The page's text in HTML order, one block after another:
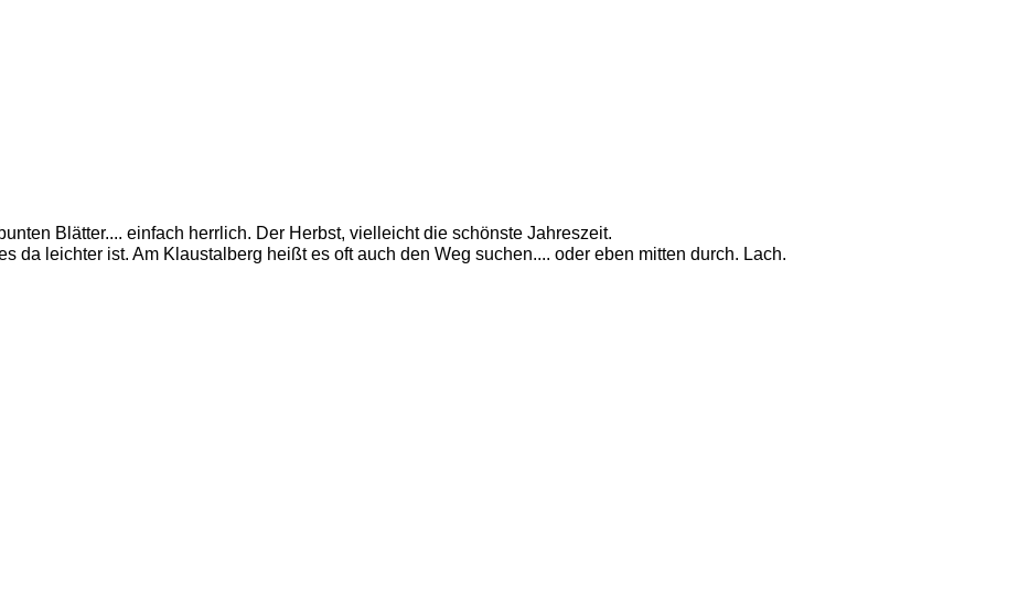
Blätter.... einfach herrlich. Der Herbst, vielleicht die schönste Jahreszeit.
da leichter ist. Am Klaustalberg heißt es oft auch den Weg suchen.... oder eben mitten durch. Lach.